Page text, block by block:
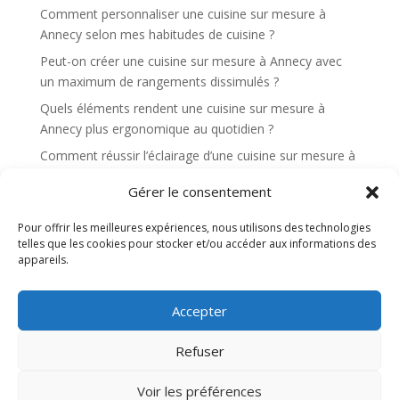
Gérer le consentement
Pour offrir les meilleures expériences, nous utilisons des technologies
telles que les cookies pour stocker et/ou accéder aux informations des
appareils.
Accepter
Refuser
Voir les préférences
e
:
Comment personnaliser une cuisine sur mesure à
Annecy selon mes habitudes de cuisine ?
Peut-on créer une cuisine sur mesure à Annecy avec
un maximum de rangements dissimulés ?
Quels éléments rendent une cuisine sur mesure à
Annecy plus ergonomique au quotidien ?
Comment réussir l’éclairage d’une cuisine sur mesure à
Quels sont les avantages d’une cuisine sur mesure à
Annecy pour une cuisine ouverte sur le salon ?
Recent Comments
Site web réalisé par l'agence de communication